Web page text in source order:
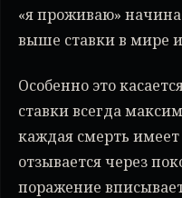
«я проживаю»
выше ставки в мире
Особенно это
ставки всегда
каждая смерть имеет
отзывается через
поражение